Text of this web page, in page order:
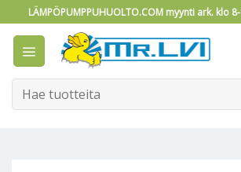
to
content
LÄMPÖPUMPPUHUOLTO.COM myynti ark. klo
Etsi: